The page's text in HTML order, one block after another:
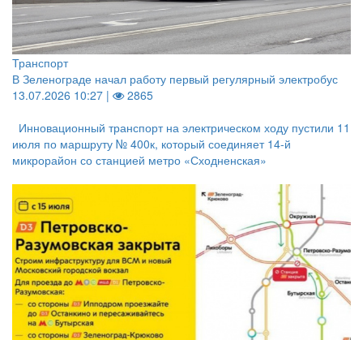
Транспорт
В Зеленограде начал работу первый регулярный электробус
13.07.2026 10:27 |
2865
Инновационный транспорт на электрическом ходу пустили 11
июля по маршруту № 400к, который соединяет 14-й
микрорайон со станцией метро «Сходненская»